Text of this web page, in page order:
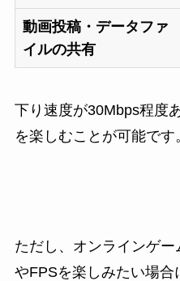
動画投稿・データファ
イルの共有
下り速度が30Mbps程度
を楽しむことが可能です
ただし、オンラインゲ
やFPSを楽しみたい場合